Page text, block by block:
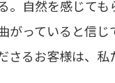
。自然を感じても
がっていると信
さるお客様は、私